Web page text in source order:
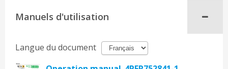
Manuels d'utilisation
Langue du document